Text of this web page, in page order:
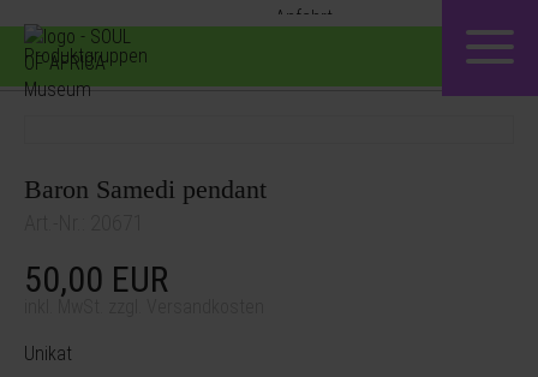
Produktgruppen
Baron Samedi pendant
50,00 EUR
Unikat